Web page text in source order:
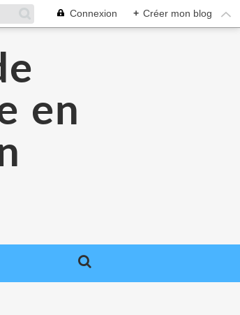
Connexion + Créer mon blog
en